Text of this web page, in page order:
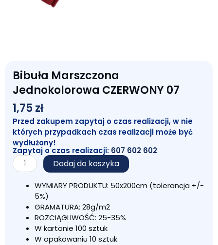
Bibuła Marszczona
Jednokolorowa CZERWONY 07
1,75 zł
Przed zakupem zapytaj o czas realizacji, w nie
których przypadkach czas realizacji może być
wydłużony!
Zapytaj o czas realizacji: 607 602 602
ilość
Bibuła
Marszczona
Jednokolorowa
CZERWONY
Dodaj do koszyka
WYMIARY PRODUKTU: 50x200cm (tolerancja +/-
5%)
GRAMATURA: 28g/m2
ROZCIĄGLIWOŚĆ: 25-35%
W kartonie 100 sztuk
W opakowaniu 10 sztuk